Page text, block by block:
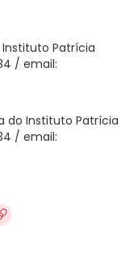
Patrícia
/ email:
do Instituto Patrícia
/ email: